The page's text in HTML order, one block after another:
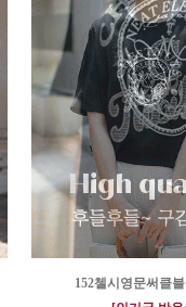
152첼시영문써클